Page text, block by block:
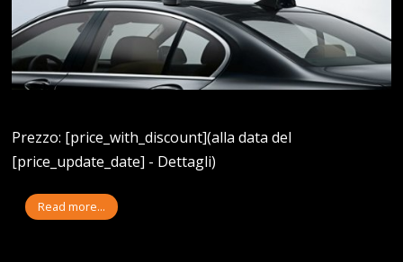
Prezzo: [price_with_discount](alla data del
[price_update_date] - Dettagli)
Read more...